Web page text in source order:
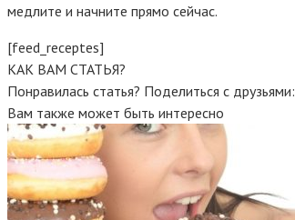
медлите и начните прямо сейчас.
[feed_receptes]
КАК ВАМ СТАТЬЯ?
Понравилась статья? Поделиться с друзьями:
Вам также может быть интересно